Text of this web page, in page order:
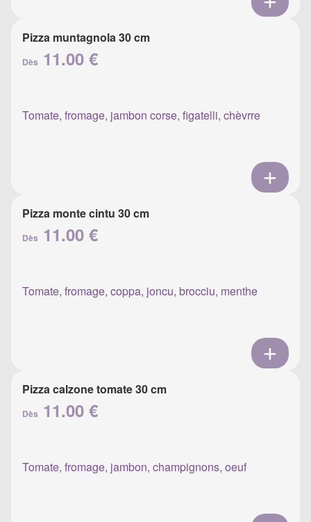
Pizza muntagnola 30 cm
Dès 11.00 €
Tomate, fromage, jambon corse, figatelli, chèvrre
Pizza monte cintu 30 cm
Dès 11.00 €
Tomate, fromage, coppa, joncu, brocciu, menthe
Pizza calzone tomate 30 cm
Dès 11.00 €
Tomate, fromage, jambon, champignons, oeuf